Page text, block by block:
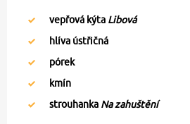
vepřová kýta Libová
hlíva ústřičná
pórek
kmín
strouhanka Na zahuštění